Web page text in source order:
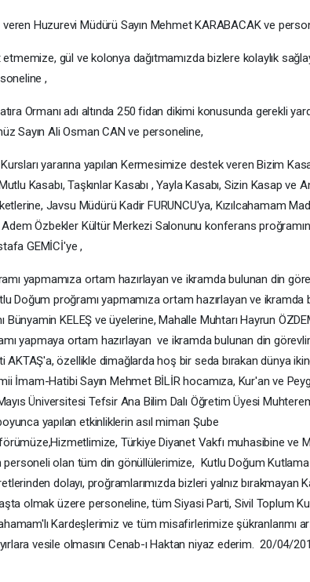
Huzurevi Müdürü Sayın Mehmet KARABACAK ve
etmemize, gül ve kolonya dağıtmamızda bizlere kolaylık
,
Ormanı adı altında 250 fidan dikimi konusunda gerekli
Sayın Ali Osman CAN ve personeline,
yararına yapılan Kermesimize destek veren Bizim
Kasabı, Taşkınlar Kasabı , Yayla Kasabı, Sizin Kasap ve
Javsu Müdürü Kadir FURUNCU'ya, Kızılcahamam
Özbekler Kültür Merkezi Salonunu konferans
GEMİCİ'ye ,
yapmamıza ortam hazırlayan ve ikramda bulunan din
Doğum proğramı yapmamıza ortam hazırlayan ve ikramda
KELEŞ ve üyelerine, Mahalle Muhtarı Hayrun
yapmaya ortam hazırlayan ve ikramda bulunan din
AKTAŞ'a, özellikle dimağlarda hoş bir seda bırakan dünya
İmam-Hatibi Sayın Mehmet BİLİR hocamıza, Kur'an ve
Üniversitesi Tefsir Ana Bilim Dalı Öğretim Üyesi
yapılan etkinliklerin asıl mimarı Şube
Türkiye Diyanet Vakfı muhasibine ve
olan tüm din gönüllülerimize, Kutlu Doğum Kutlama
dolayı, proğramlarımızda bizleri yalnız bırakmayan
olmak üzere personeline, tüm Siyasi Parti, Sivil Toplum
Kardeşlerimiz ve tüm misafirlerimize şükranlarımı
vesile olmasını Cenab-ı Haktan niyaz ederim. 20/04/